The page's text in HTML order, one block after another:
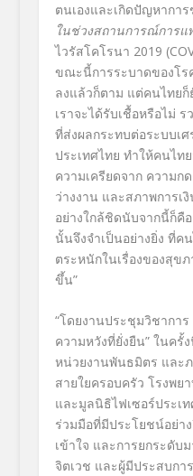
ตนเองและเกิดปัญหากา
ในช่วงสถานการณ์การแ
ไวรัสโคโรนา 2019
ขณะนี้การระบาดของโร
ลงแล้วก็ตาม แต่คนไทยก็
เราจะได้รับเชื้อหรือไม่ ร
ที่ส่งผลกระทบต่อระบบเ
ประเทศไทย ทำให้คนไท
ความเครียดจาก ความก
ว่างงาน และสภาพการเ
อย่างใกล้ชิดนับจากนี้ก็คื
นั้นจึงจำเป็นอย่างยิ่ง ที่ค
ตระหนักในเรื่องของสุข
ขึ้น”
“โดยงานประชุมวิชาการ
ความหวังที่ยั่งยืน”ในครั้ง
หน่วยงานพันธมิตร และ
สายใยครอบครัว โรงพย
และมูลนิธิไฟเซอร์ประเท
ร่วมมือที่มีประโยชน์อย่า
เข้าใจ และการยกระดับ
จิตเวช และผู้มีประสบกา